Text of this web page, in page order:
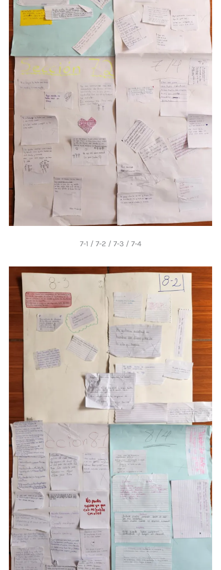
7-1 / 7-2 / 7-3 / 7-4